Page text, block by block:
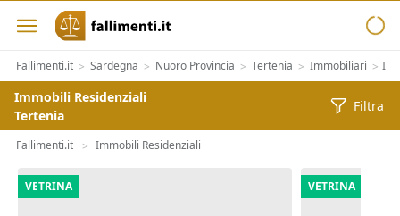
Fallimenti.it > Sardegna > Nuoro Provincia > Tertenia > Immobiliari >
Immobili Residenziali
Tertenia
Filtra
Fallimenti.it > Immobili Residenziali
VETRINA VETRINA